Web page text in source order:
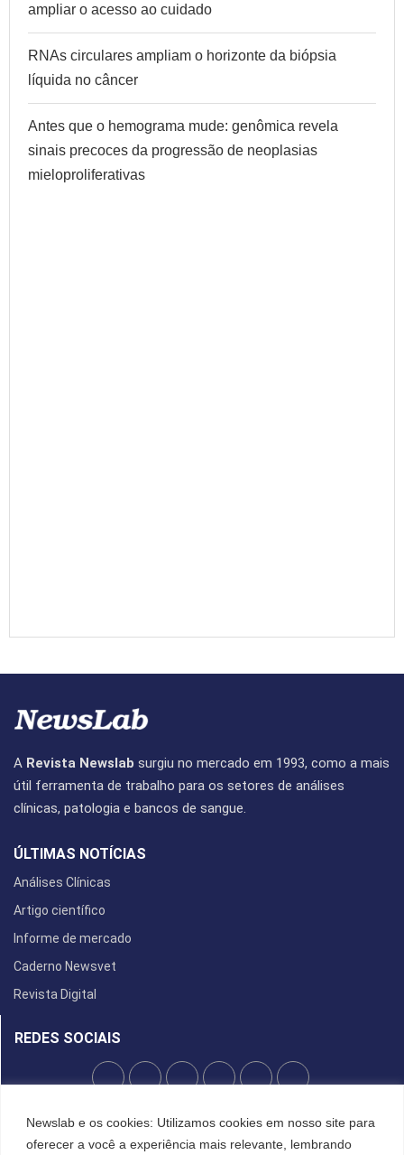
Newslab e os cookies: Utilizamos cookies em nosso site para
oferecer a você a experiência mais relevante, lembrando
ampliar o acesso ao cuidado
RNAs circulares ampliam o horizonte da biópsia
líquida no câncer
Antes que o hemograma mude: genômica revela
sinais precoces da progressão de neoplasias
mieloproliferativas
A Revista Newslab surgiu no mercado em 1993, como a mais
útil ferramenta de trabalho para os setores de análises
clínicas, patologia e bancos de sangue.
ÚLTIMAS NOTÍCIAS
Análises Clínicas
Artigo científico
Informe de mercado
Caderno Newsvet
Revista Digital
REDES SOCIAIS
POLÍTICA DE PRIVACIDADE
Cookies